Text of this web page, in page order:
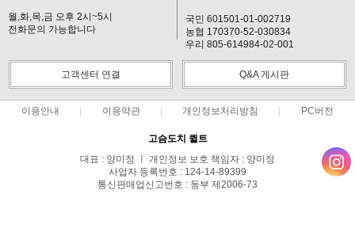
월,화,목,금 오후 2시~5시
전화문의 가능합니다
국민 601501-01-002719
농협 170370-52-030834
우리 805-614984-02-001
고객센터 연결 Q&A 게시판
이용안내 이용약관 개인정보처리방침 PC버전
고슴도치 퀼트
대표 : 양미정 ㅣ 개인정보 보호 책임자 : 양미정
사업자 등록번호 : 124-14-89399
통신판매업신고번호 : 동부 제2006-73